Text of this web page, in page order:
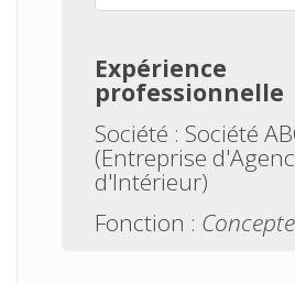
Expérience
professionnelle
Société : Société
(Entreprise
d'Intérieur)
Fonction :